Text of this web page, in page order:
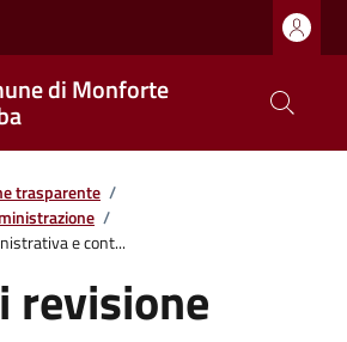
di Monforte
trasparente /
/
e cont...
revisione